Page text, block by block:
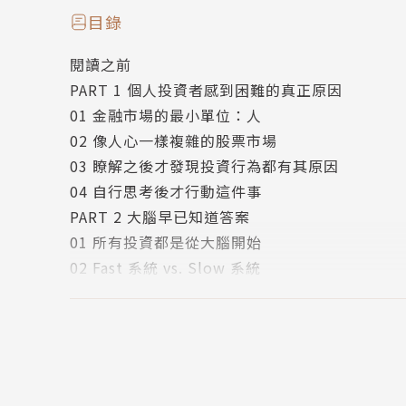
不是每個人都適合投資股票，必須先判斷自己的個
腦科學運作方式與情緒的影響是影響賺錢或賠錢的
可利用本書的TCI、Big-5、MBTI量表建立投資原
賭博與投資極為類似，如果不是非常了解即將購
作者簡介
崔森旭（최삼욱）
擅長處理行為成癮的精神科醫生，20年來治療著
方案。
畢業於韓國中央大學醫科大學，於同校取得碩
目錄
閱讀之前
PART 1 個人投資者感到困難的真正原因
01 金融市場的最小單位：人
02 像人心一樣複雜的股票市場
03 瞭解之後才發現投資行為都有其原因
04 自行思考後才行動這件事
PART 2 大腦早已知道答案
01 所有投資都是從大腦開始
02 Fast 系統 vs. Slow 系統